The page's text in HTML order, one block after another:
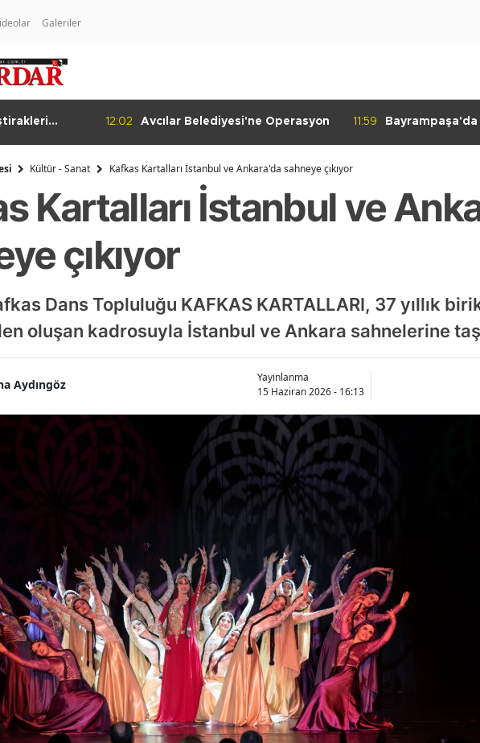
Galeriler
12:02 Avcılar Belediyesi'ne Operasyon 11:59
Bayrampaşa'da
Kültür - Sanat Kafkas Kartalları İstanbul ve Ankara'da sahneye çıkıyor
Kartalları İstanbul ve
çıkıyor
Dans Topluluğu KAFKAS KARTALLARI, 37 yıllık
oluşan kadrosuyla İstanbul ve Ankara sahnelerine
Aydıngöz
Yayınlanma
15 Haziran 2026 - 16:13